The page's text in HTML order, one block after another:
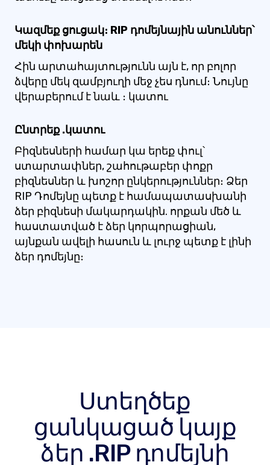
Կազմեք ցուցակ։ RIP դոմեյնային անուններ՝
մեկի փոխարեն
Հին արտահայտությունն այն է, որ բոլոր
ձվերը մեկ զամբյուղի մեջ չես դնում։ Նույնը
վերաբերում է նաև ։ կատու
Ընտրեք .կատու
Բիզնեսների համար կա երեք փուլ՝
ստարտափներ, շահութաբեր փոքր
բիզնեսներ և խոշոր ընկերություններ։ Ձեր
RIP Դոմեյնը պետք է համապատասխանի
ձեր բիզնեսի մակարդակին. որքան մեծ և
հաստատված է ձեր կորպորացիան,
այնքան ավելի հասուն և լուրջ պետք է լինի
ձեր դոմեյնը։
Ստեղծեք
ցանկացած կայք
ձեր .RIP դոմեյնի